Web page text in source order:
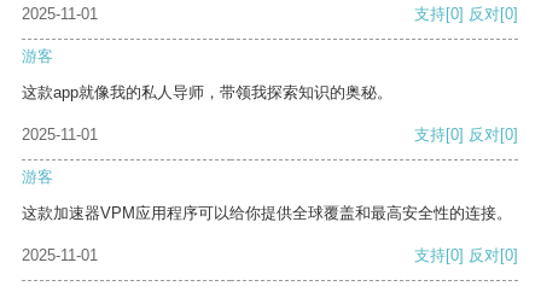
2025-11-01
支持[0] 反对[0]
游客
这款app就像我的私人导师，带领我探索知识的奥秘。
2025-11-01 支持[0] 反对[0]
游客
这款加速器VPM应用程序可以给你提供全球覆盖和最高安全性的连接。
2025-11-01 支持[0] 反对[0]